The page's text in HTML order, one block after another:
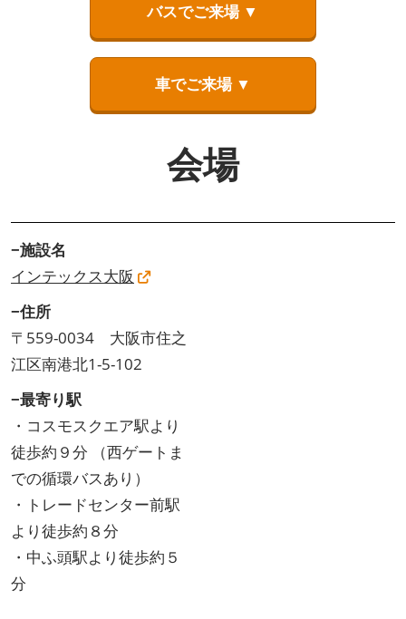
バスでご来場 ▼
車でご来場 ▼
会場
−施設名
インテックス大阪
−住所
〒559-0034 大阪市住之
江区南港北1-5-102
−最寄り駅
・コスモスクエア駅より
徒歩約９分 （西ゲートま
での循環バスあり）
・トレードセンター前駅
より徒歩約８分
・中ふ頭駅より徒歩約５
分